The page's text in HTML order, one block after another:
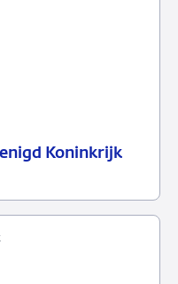
Koninkrijk